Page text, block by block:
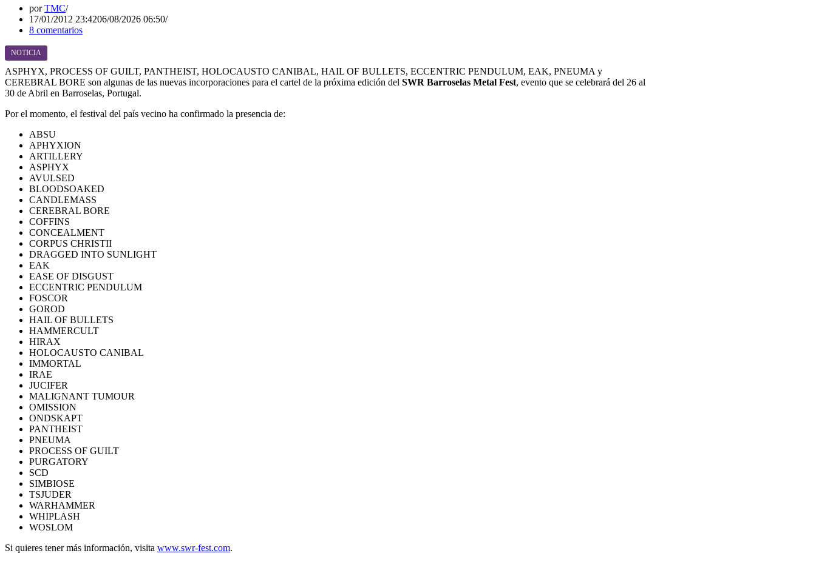
porTMC
17/01/2012 23:4206/08/2026 06:50
8 comentarios
NOTICIA
ASPHYX, PROCESS OF GUILT, PANTHEIST, HOLOCAUSTO CANIBAL, HAIL OF BULLETS, ECCENTRIC PENDULUM, EAK, PNEUMA y
CEREBRAL BORE son algunas de las nuevas incorporaciones para el cartel de la próxima edición del SWR Barroselas Metal Fest, evento que se celebrará del 26 al
30 de Abril en Barroselas, Portugal.
Por el momento, el festival del país vecino ha confirmado la presencia de:
ABSU
APHYXION
ARTILLERY
ASPHYX
AVULSED
BLOODSOAKED
CANDLEMASS
CEREBRAL BORE
COFFINS
CONCEALMENT
CORPUS CHRISTII
DRAGGED INTO SUNLIGHT
EAK
EASE OF DISGUST
ECCENTRIC PENDULUM
FOSCOR
GOROD
HAIL OF BULLETS
HAMMERCULT
HIRAX
HOLOCAUSTO CANIBAL
IMMORTAL
IRAE
JUCIFER
MALIGNANT TUMOUR
OMISSION
ONDSKAPT
PANTHEIST
PNEUMA
PROCESS OF GUILT
PURGATORY
SCD
SIMBIOSE
TSJUDER
WARHAMMER
WHIPLASH
WOSLOM
Si quieres tener más información, visita www.swr-fest.com.